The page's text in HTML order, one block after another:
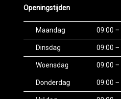
Openingstijden
Maandag 09:00 –
Dinsdag 09:00 –
Woensdag 09:00 –
Donderdag 09:00 –